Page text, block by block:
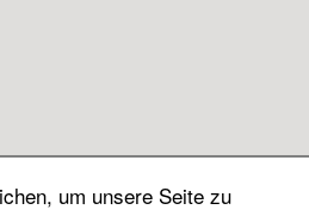
um unsere Seite zu